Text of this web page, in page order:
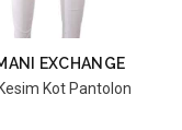
EXCHANGE
Kot Pantolon